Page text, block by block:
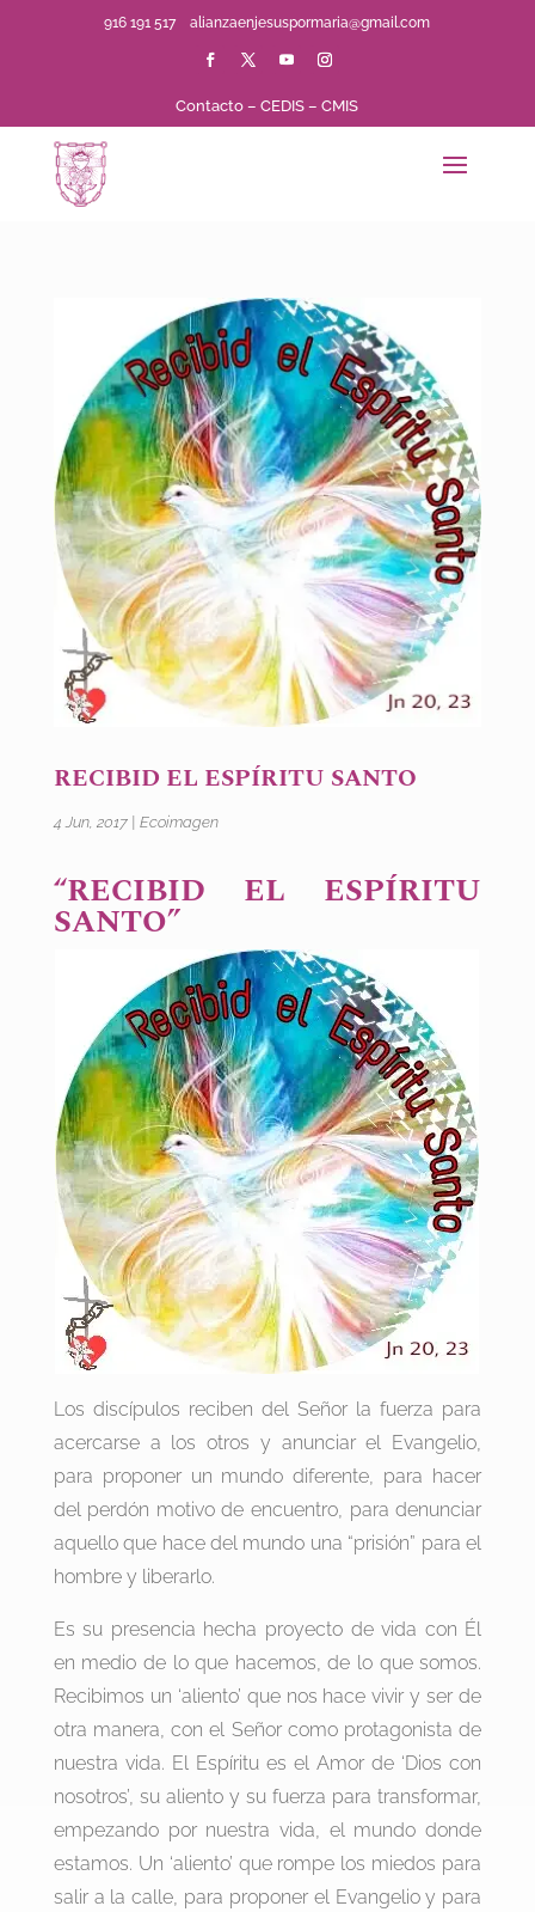
916 191 517alianzaenjesuspormaria@gmail.com
Contacto –CEDIS –CMIS
RECIBID EL ESPÍRITU SANTO
4 Jun, 2017| Ecoimagen
“RECIBID EL ESPÍRITU
SANTO”
Los discípulos reciben del Señor la fuerza para
acercarse a los otros y anunciar el Evangelio,
para proponer un mundo diferente, para hacer
del perdón motivo de encuentro, para denunciar
aquello que hace del mundo una “prisión” para el
hombre y liberarlo.
Es su presencia hecha proyecto de vida con Él
en medio de lo que hacemos, de lo que somos.
Recibimos un ‘aliento’ que nos hace vivir y ser de
otra manera, con el Señor como protagonista de
nuestra vida. El Espíritu es el Amor de ‘Dios con
nosotros’, su aliento y su fuerza para transformar,
empezando por nuestra vida, el mundo donde
estamos. Un ‘aliento’ que rompe los miedos para
salir a la calle, para proponer el Evangelio y para